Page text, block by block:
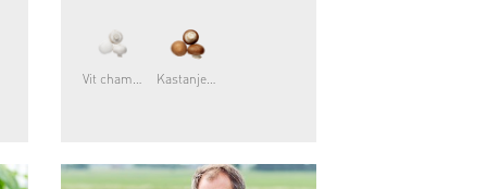
Vit champinjon Kastanjechampinjon